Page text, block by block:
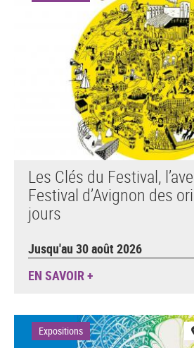
Les Clés du Festival,
Festival d’Avignon des
jours
Jusqu'au 30 août 2026
EN SAVOIR +
Expositions